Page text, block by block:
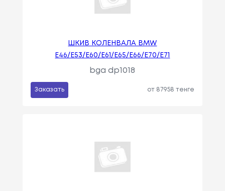
ШКИВ КОЛЕНВАЛА BMW
E46/E53/E60/E61/E65/E66/E70/E71
bga dp1018
Заказать от 87958 тенге